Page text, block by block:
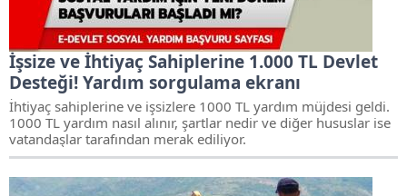
İşsize ve İhtiyaç Sahiplerine 1.000 TL Devlet
Desteği! Yardım sorgulama ekranı
İhtiyaç sahiplerine ve işsizlere 1000 TL yardım müjdesi geldi.
1000 TL yardım nasıl alınır, şartlar nedir ve diğer hususlar ise
vatandaşlar tarafından merak ediliyor.